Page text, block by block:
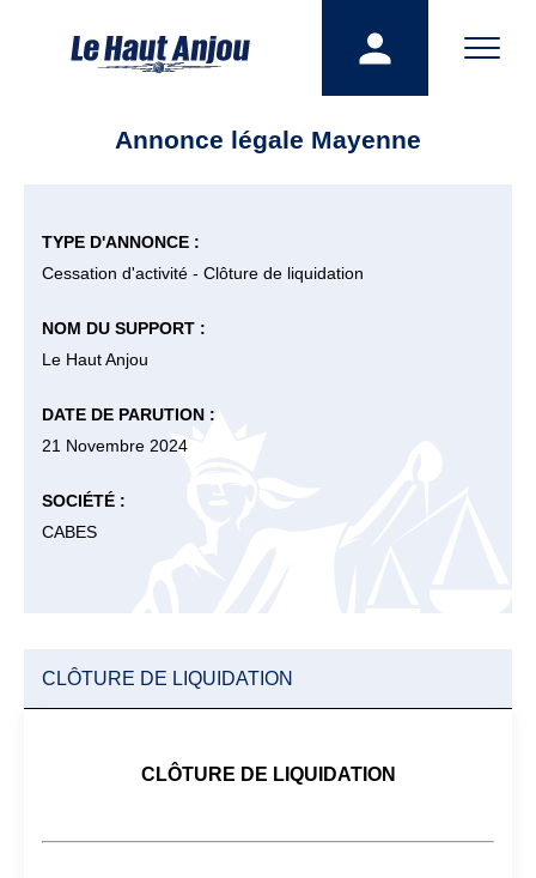
Annonce légale Mayenne
TYPE D'ANNONCE :
Cessation d'activité - Clôture de liquidation
NOM DU SUPPORT :
Le Haut Anjou
DATE DE PARUTION :
21 Novembre 2024
SOCIÉTÉ :
CABES
CLÔTURE DE LIQUIDATION
CLÔTURE DE LIQUIDATION